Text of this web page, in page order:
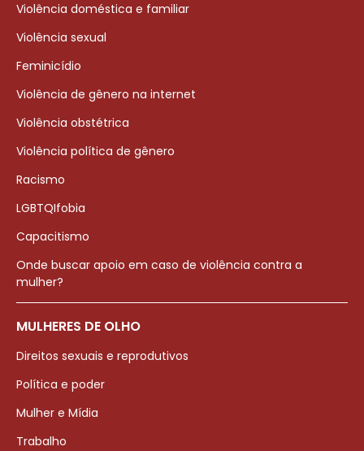
Violência doméstica e familiar
Violência sexual
Feminicídio
Violência de gênero na internet
Violência obstétrica
Violência política de gênero
Racismo
LGBTQIfobia
Capacitismo
Onde buscar apoio em caso de violência contra a
mulher?
MULHERES DE OLHO
Direitos sexuais e reprodutivos
Política e poder
Mulher e Mídia
Trabalho